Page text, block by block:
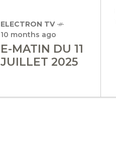
ELECTRON TV
10 months ago
E-MATIN DU 11
JUILLET 2025